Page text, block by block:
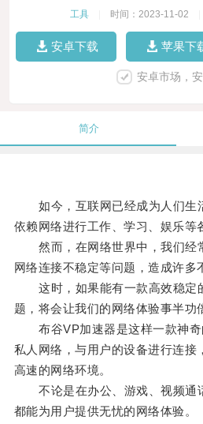
工具 时间：2023-11-02
安卓下载 苹果下
安卓市场，
简介
如今，互联网已经成为人们生
依赖网络进行工作、学习、娱乐等
然而，在网络世界中，我们经
网络连接不稳定等问题，造成许多
这时，如果能有一款高效稳定
题，将会让我们的网络体验事半功
布谷VP加速器是这样一款神奇
私人网络，与用户的设备进行连接
高速的网络环境。
不论是在办公、游戏、视频通
都能为用户提供无忧的网络体验。